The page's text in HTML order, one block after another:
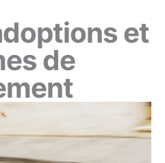
et
de